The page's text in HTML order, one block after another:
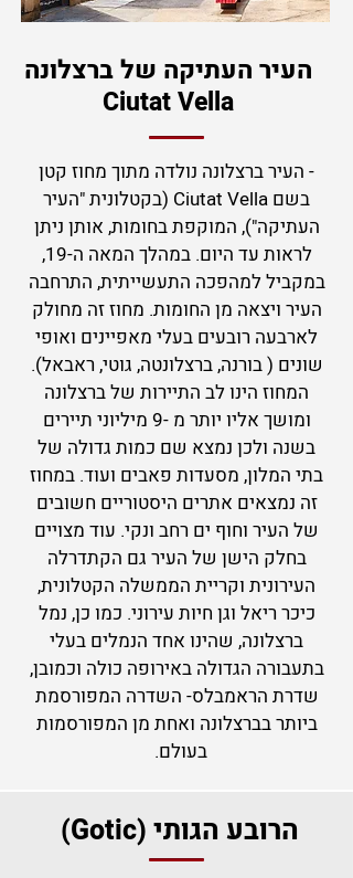
העיר העתיקה של ברצלונה
Ciutat Vella
- העיר ברצלונה נולדה מתוך מחוז קטן
בשם Ciutat Vella (בקטלונית "העיר
העתיקה"), המוקפת בחומות, אותן ניתן
לראות עד היום. במהלך המאה ה-19,
במקביל למהפכה התעשייתית, התרחבה
העיר ויצאה מן החומות. מחוז זה מחולק
לארבעה רובעים בעלי מאפיינים ואופי
שונים ( בורנה, ברצלונטה, גוטי, ראבאל).
המחוז הינו לב התיירות של ברצלונה
ומושך אליו יותר מ -9 מיליוני תיירים
בשנה ולכן נמצא שם כמות גדולה של
בתי המלון, מסעדות פאבים ועוד. במחוז
זה נמצאים אתרים היסטוריים חשובים
של העיר וחוף ים רחב ונקי. עוד מצויים
בחלק הישן של העיר גם הקתדרלה
העירונית וקריית הממשלה הקטלונית,
כיכר ריאל וגן חיות עירוני. כמו כן, נמל
ברצלונה, שהינו אחד הנמלים בעלי
בתעבורה הגדולה באירופה כולה וכמובן,
שדרת הראמבלס- השדרה המפורסמת
ביותר בברצלונה ואחת מן המפורסמות
בעולם.
הרובע הגותי (Gotic)